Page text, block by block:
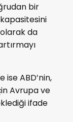
bir
da
ABD’nin,
Avrupa ve
ifade